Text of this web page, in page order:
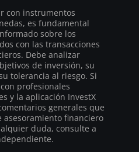
con instrumentos
es fundamental
sobre los
con las transacciones
Debe analizar
de inversión, su
tolerancia al riesgo. Si
profesionales
y la aplicación InvestX
generales que
asesoramiento financiero
duda, consulte a